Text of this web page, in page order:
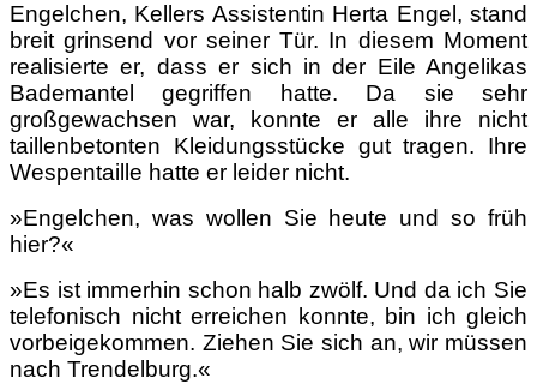
Engelchen, Kellers Assistentin Herta Engel, stand
breit grinsend vor seiner Tür. In diesem Moment
realisierte er, dass er sich in der Eile Angelikas
Bademantel gegriffen hatte. Da sie sehr
großgewachsen war, konnte er alle ihre nicht
taillenbetonten Kleidungsstücke gut tragen. Ihre
Wespentaille hatte er leider nicht.
»Engelchen, was wollen Sie heute und so früh
hier?«
»Es ist immerhin schon halb zwölf. Und da ich Sie
telefonisch nicht erreichen konnte, bin ich gleich
vorbeigekommen. Ziehen Sie sich an, wir müssen
nach Trendelburg.«